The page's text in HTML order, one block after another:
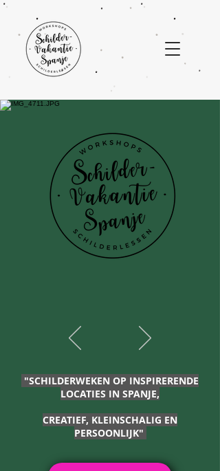
"SCHILDERWEKEN OP INSPIRERENDE
LOCATIES IN SPANJE,
CREATIEF, KLEINSCHALIG EN
PERSOONLIJK"